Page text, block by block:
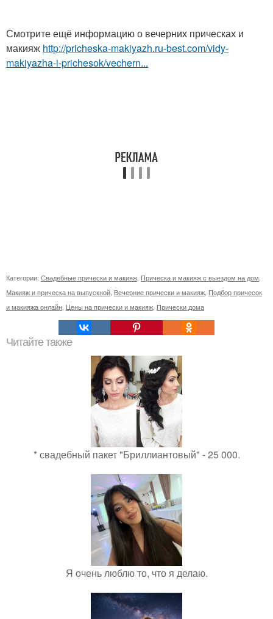
Смотрите ещё информацию о вечерних прическах и
макияж http://pricheska-makiyazh.ru-best.com/vidy-
makiyazha-i-prichesok/vechern...
Категории: Свадебные прически и макияж Прическа и макияж с выездом на дом
Макияж и прическа на выпускной Вечерние прически и макияж Подбор причесок
и макияжа онлайн Цены на прически и макияж Прически дома
Читайте также
* свадебный пакет "Бриллиантовый" - 25 000.
Я очень люблю то, что я делаю.